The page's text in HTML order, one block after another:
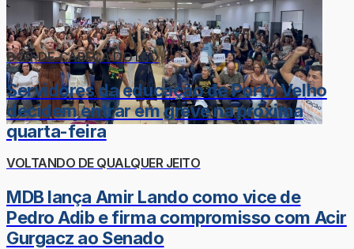
DOR-DE-CABEÇA DO LÉO
Servidores da educação de Porto Velho
decidem entrar em greve na próxima
quarta-feira
VOLTANDO DE QUALQUER JEITO
MDB lança Amir Lando como vice de
Pedro Adib e firma compromisso com Acir
Gurgacz ao Senado